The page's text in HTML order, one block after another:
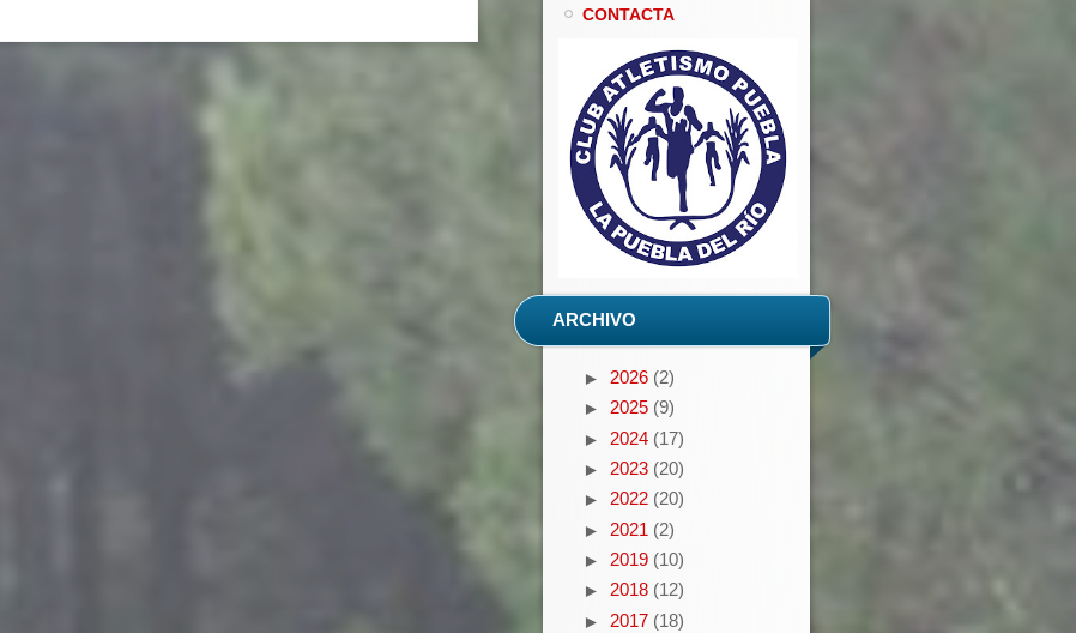
CONTACTA
ARCHIVO
► 2026 (2)
► 2025 (9)
► 2024 (17)
► 2023 (20)
► 2022 (20)
► 2021 (2)
► 2019 (10)
► 2018 (12)
► 2017 (18)